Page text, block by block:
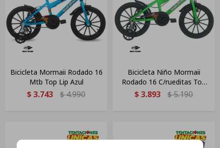
Bicicleta Mormaii Rodado 16
Mtb Top Lip Azul
$3.743 $4.990
Bicicleta Niño Mormaii
Rodado 16 C/rueditas Top
Verde Kawasaki
$3.893 $5.190